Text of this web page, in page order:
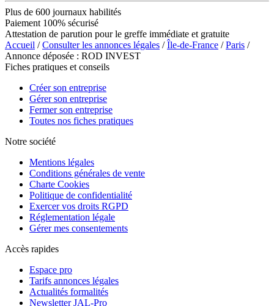
Plus de 600 journaux habilités
Paiement 100% sécurisé
Attestation de parution pour le greffe immédiate et gratuite
Accueil /Consulter les annonces légales /Île-de-France /Paris /
Annonce déposée : ROD INVEST
Fiches pratiques et conseils
Créer son entreprise
Gérer son entreprise
Fermer son entreprise
Toutes nos fiches pratiques
Notre société
Mentions légales
Conditions générales de vente
Charte Cookies
Politique de confidentialité
Exercer vos droits RGPD
Réglementation légale
Gérer mes consentements
Accès rapides
Espace pro
Tarifs annonces légales
Actualités formalités
Newsletter JAL-Pro